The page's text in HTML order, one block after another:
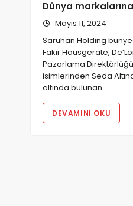
Dünya
Mayıs 11, 2024
Saruhan Holding
Fakir Hausgeräte,
Pazarlama
isimlerinden Seda
altında bulunan…
DEVAMINI OKU